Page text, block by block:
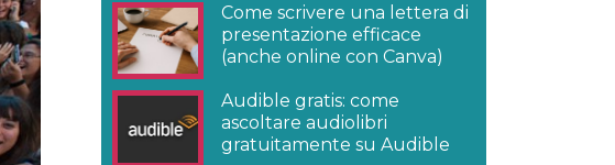
Come scrivere una lettera di
presentazione efficace
(anche online con Canva)
Audible gratis: come
ascoltare audiolibri
gratuitamente su Audible